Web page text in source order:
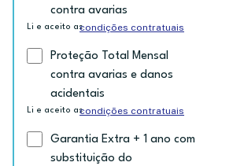
contra avarias
Li e aceito ascondições contratuais
Proteção Total Mensal
contra avarias e danos
acidentais
Li e aceito ascondições contratuais
Garantia Extra + 1 ano com
substituição do